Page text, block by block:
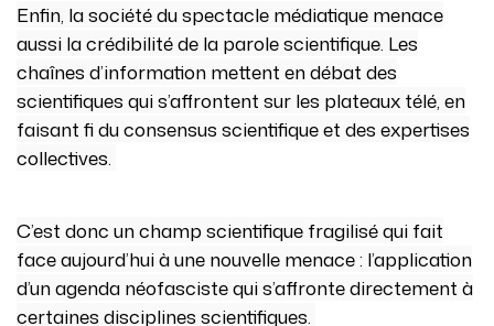
Enfin, la société du spectacle médiatique menace
aussi la crédibilité de la parole scientifique. Les
chaînes d’information mettent en débat des
scientifiques qui s’affrontent sur les plateaux télé, en
faisant fi du consensus scientifique et des expertises
collectives.
C’est donc un champ scientifique fragilisé qui fait
face aujourd’hui à une nouvelle menace : l’application
d’un agenda néofasciste qui s’affronte directement à
certaines disciplines scientifiques.